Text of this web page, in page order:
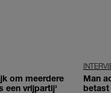
om meerdere
een vrijpartij'
Man
betast